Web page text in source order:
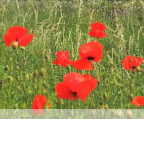
Beratung